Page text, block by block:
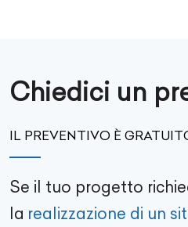
Chiedici un
IL PREVENTIVO È
Se il tuo progetto
la realizzazione di un